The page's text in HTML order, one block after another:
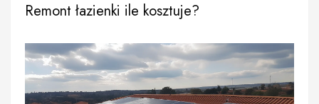
Remont łazienki ile kosztuje?